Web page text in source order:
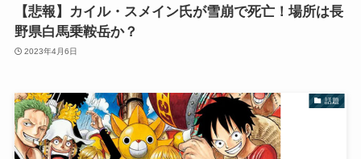
【悲報】カイル・スメイン氏が雪崩で死亡！場所は長
野県白馬乗鞍岳か？
2023年4月6日
話題